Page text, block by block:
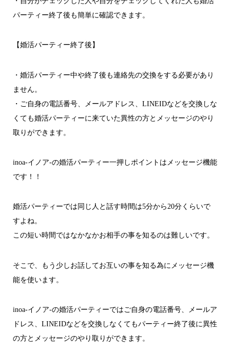
パーティー終了後も簡単に確認できます。
【婚活パーティー終了後】
・婚活パーティー中や終了後も連絡先の交換をする必要があり
ません。
・ご自身の電話番号、メールアドレス、LINEIDなどを交換しな
くても婚活パーティーに来ていた異性の方とメッセージのやり
取りができます。
inoa-イノア-の婚活パーティー一押しポイントはメッセージ機能
です！！
婚活パーティーでは同じ人と話す時間は5分から20分くらいで
すよね。
この短い時間ではなかなかお相手の事を知るのは難しいです。
そこで、もう少しお話してお互いの事を知る為にメッセージ機
能を使います。
inoa-イノア-の婚活パーティーではご自身の電話番号、メールア
ドレス、LINEIDなどを交換しなくてもパーティー終了後に異性
の方とメッセージのやり取りができます。